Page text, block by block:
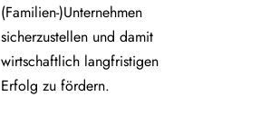
(Familien-)Unternehmen
sicherzustellen und damit
wirtschaftlich langfristigen
Erfolg zu fördern.